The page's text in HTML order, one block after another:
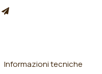
Informazioni tecniche